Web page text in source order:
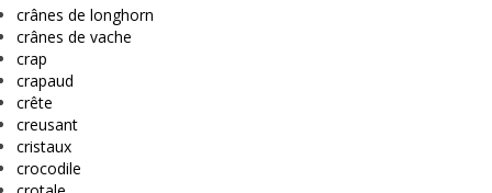
crânes de longhorn
crânes de vache
crap
crapaud
crête
creusant
cristaux
crocodile